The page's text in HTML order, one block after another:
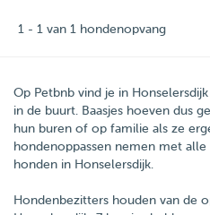
1 - 1 van 1 hondenopvang
Op Petbnb vind je in
in de buurt. Baasjes hoeven dus
hun buren of op familie als ze
hondenoppassen nemen met
honden in Honselersdijk.
Hondenbezitters houden van de